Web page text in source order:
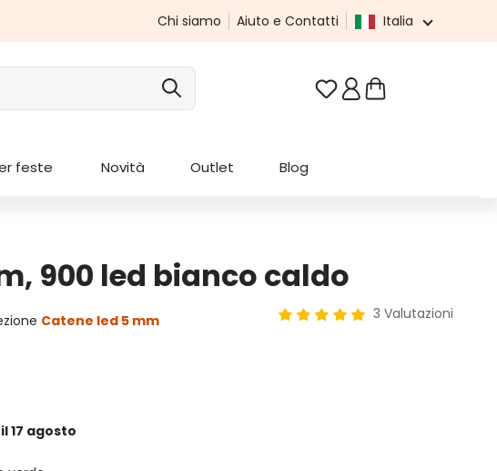
Chi siamo Aiuto e Contatti Italia
Hai 0 articoli nella
feste Novità Outlet Blog
900 led bianco caldo
Catene led 5 mm 3 Valutazioni
il 17 agosto